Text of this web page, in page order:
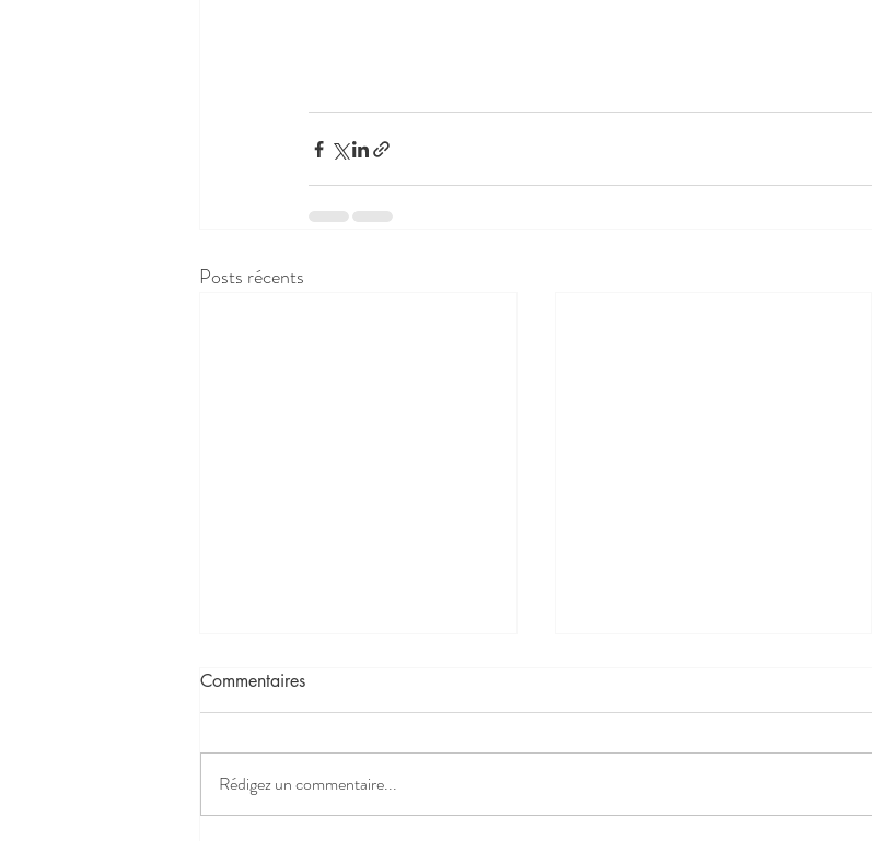
Posts récents
Commentaires
Rédigez un commentaire...